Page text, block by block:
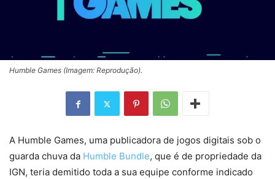
Humble Games (Imagem: Reprodução).
A Humble Games, uma publicadora de jogos digitais sob o
guarda chuva da Humble Bundle, que é de propriedade da
IGN, teria demitido toda a sua equipe conforme indicado